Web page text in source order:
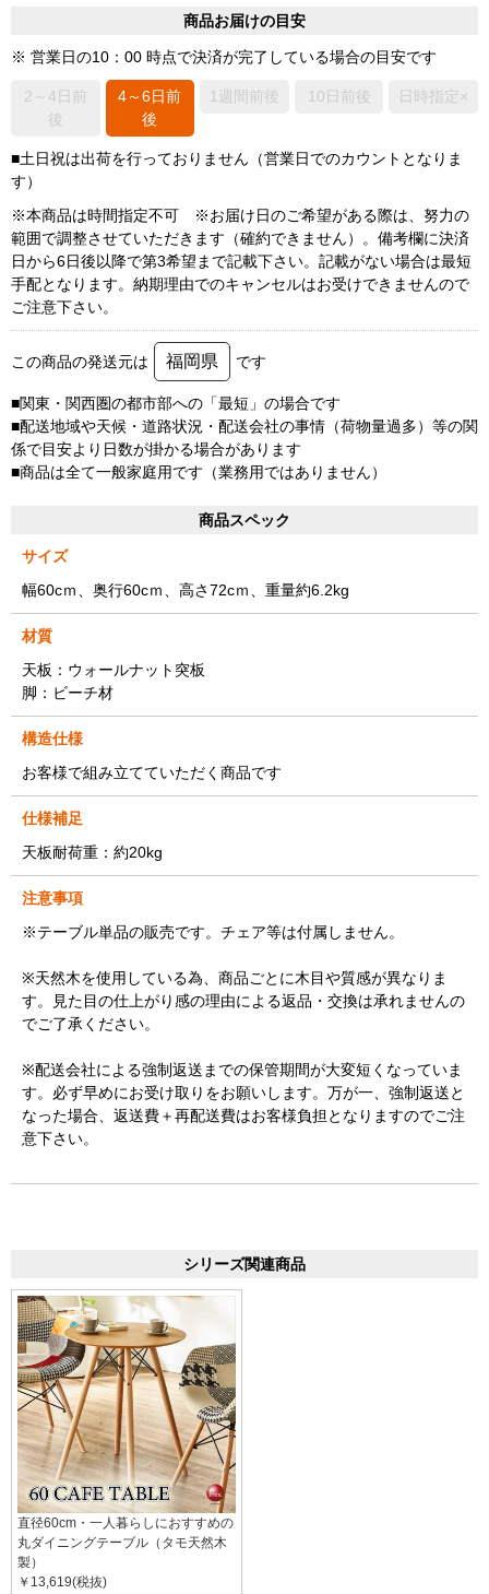
商品お届けの目安
※ 営業日の10：00 時点で決済が完了している場合の目安です
2～4日前
後
4～6日前
後
1週間前後 10日前後 日時指定×
■土日祝は出荷を行っておりません（営業日でのカウントとなりま
す）
※本商品は時間指定不可 ※お届け日のご希望がある際は、努力の
範囲で調整させていただきます（確約できません）。備考欄に決済
日から6日後以降で第3希望まで記載下さい。記載がない場合は最短
手配となります。納期理由でのキャンセルはお受けできませんので
ご注意下さい。
この商品の発送元は 福岡県 です
■関東・関西圏の都市部への「最短」の場合です
■配送地域や天候・道路状況・配送会社の事情（荷物量過多）等の関
係で目安より日数が掛かる場合があります
■商品は全て一般家庭用です（業務用ではありません）
商品スペック
サイズ
幅60cｍ、奥行60cｍ、高さ72cｍ、重量約6.2kg
材質
天板：ウォールナット突板
脚：ビーチ材
構造仕様
お客様で組み立てていただく商品です
仕様補足
天板耐荷重：約20kg
注意事項
※テーブル単品の販売です。チェア等は付属しません。
※天然木を使用している為、商品ごとに木目や質感が異なりま
す。見た目の仕上がり感の理由による返品・交換は承れませんの
でご了承ください。
※配送会社による強制返送までの保管期間が大変短くなっていま
す。必ず早めにお受け取りをお願いします。万が一、強制返送と
なった場合、返送費＋再配送費はお客様負担となりますのでご注
意下さい。
シリーズ関連商品
直径60cm・一人暮らしにおすすめの
丸ダイニングテーブル（タモ天然木
製）
￥13,619(税抜)